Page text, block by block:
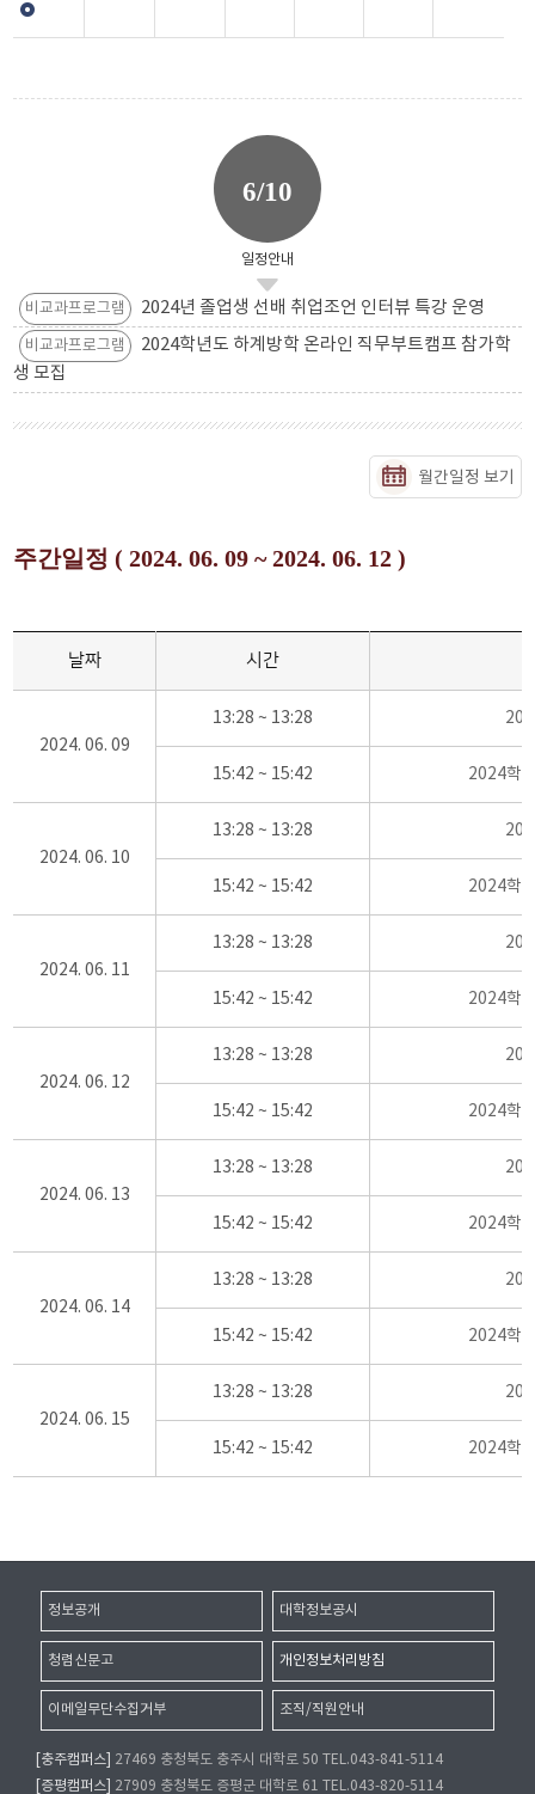
6/10
일정안내
비교과프로그램 2024년 졸업생 선배 취업조언 인터뷰 특강 운영
비교과프로그램
2024학년도 하계방학 온라인 직무부트캠프 참가학
생 모집
월간일정 보기
주간일정 ( 2024. 06. 09 ~ 2024. 06. 12 )
날짜 시간
2024. 06. 09
13:28 ~ 13:28
15:42 ~ 15:42 2024학
2024. 06. 10
13:28 ~ 13:28
15:42 ~ 15:42 2024학
2024. 06. 11
13:28 ~ 13:28
15:42 ~ 15:42 2024학
2024. 06. 12
13:28 ~ 13:28
15:42 ~ 15:42 2024학
2024. 06. 13
13:28 ~ 13:28
15:42 ~ 15:42 2024학
2024. 06. 14
13:28 ~ 13:28
15:42 ~ 15:42 2024학
2024. 06. 15
13:28 ~ 13:28
15:42 ~ 15:42 2024학
정보공개 대학정보공시
청렴신문고 개인정보처리방침
이메일무단수집거부 조직/직원안내
[충주캠퍼스]
27469 충청북도 충주시 대학로 50 TEL.043-841-5114
[증평캠퍼스]
27909 충청북도 증평군 대학로 61 TEL.043-820-5114